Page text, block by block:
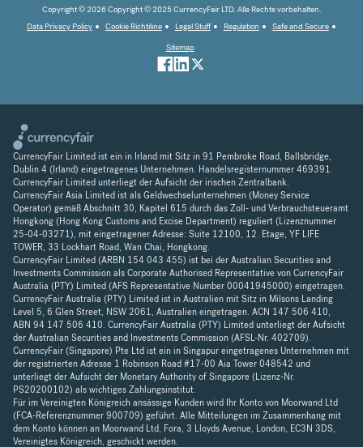
Copyright © 2026 Copyright © 2025 CurrencyFair LTD. Alle Rechte vorbehalten.
Data Privacy Policy
Cookie Richtiline Legal Stuff Regulation
Safe and Secure
Sitemap
CurrencyFair Limited ist ein in Irland mit Sitz in 91 Pembroke Road, Ballsbridge,
Dublin 4 (Irland) eingetragenes Unternehmen. Handelsregisternummer 469391.
CurrencyFair Limited unterliegt der Aufsicht der irischen Zentralbank.
CurrencyFair Asia Limited ist als Geldwechselunternehmen (Money Service
Operator) gemäß Abschnitt 30, Kapitel 615 durch das Zoll- und Verbrauchsteueramt
Hongkong (Hong Kong Customs and Excise Department) reguliert (Lizenznummer
25-04-03271), mit eingetragener Adresse: Suite 12100, 12. Etage, YF LIFE
TOWER, 33 Lockhart Road, Wan Chai, Hongkong.
CurrencyFair Limited (ARBN 154 043 455) ist bei der Australian Securities and
Investments Commission als Corporate Authorised Representative von CurrencyFair
Australia (PTY) Limited (AFS Representative Number 00041945000) eingetragen.
CurrencyFair Australia (PTY) Limited ist in Australien mit Sitz in Milsons Landing
Level 5, 6 Glen Street, NSW 2061, Australien eingetragen. ACN 147 506 410,
ABN 94 147 506 410. CurrencyFair Australia (PTY) Limited unterliegt der Aufsicht
der Australian Securities and Investments Commission (AFSL-Nr. 402709).
CurrencyFair (Singapore) Pte Ltd ist ein in Singapur eingetragenes Unternehmen mit
der registrierten Adresse 1 Robinson Road #17-00 Aia Tower 048542 und
unterliegt der Aufsicht der Monetary Authority of Singapore (Lizenz-Nr.
PS20200102) als wichtiges Zahlungsinstitut.
Für im Vereinigten Königreich ansässige Kunden wird Ihr Konto von Moorwand Ltd
(FCA-Referenznummer 900709) geführt. Alle Mitteilungen im Zusammenhang mit
dem Konto können an Moorwand Ltd, Fora, 3 Lloyds Avenue, London, EC3N 3DS,
Vereinigtes Königreich, geschickt werden.